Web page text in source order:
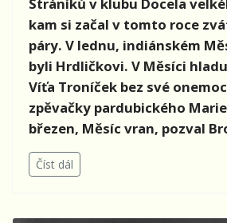
kam si začal v tomto roce
páry. V lednu, indiánském
byli Hrdličkovi. V Měsíci
Víťa Troníček bez své
zpěvačky pardubického
březen, Měsíc vran, pozval
Číst dál